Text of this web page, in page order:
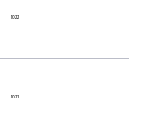
2022
2021